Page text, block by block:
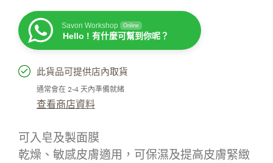
Savon Workshop Online
Hello ! 有什麼可幫到你呢？
此貨品可提供店內取貨
通常會在 2-4 天內準備就緒
查看商店資料
可入皂及製面膜
乾燥、敏感皮膚適用，可保濕及提高皮膚緊緻